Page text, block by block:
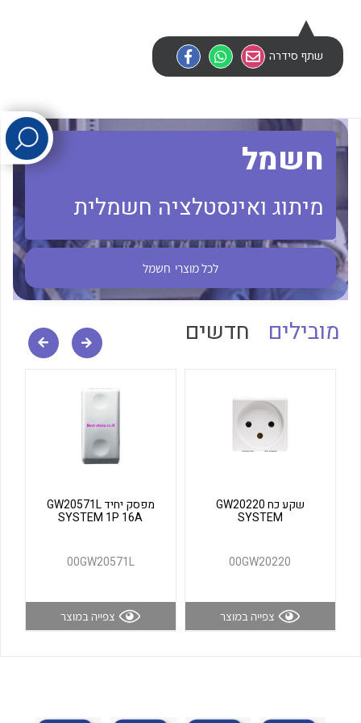
לכל מוצרי היצרן
לכל מוצרי היצרן לכל מוצרי היצרן
לכל מוצרי היצרן לכל מוצרי היצרן
שתף סידרה
חשמל
מיתוג ואינסטלציה חשמלית
לכל מוצרי חשמל
מובילים חדשים
שקע כח GW20220
SYSTEM
00GW20220
צפייה במוצר
מפסק יחיד GW20571L
SYSTEM 1P 16A
00GW20571L
צפייה במוצר